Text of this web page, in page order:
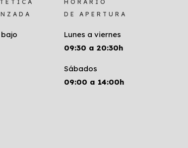
HORARIO
DE APERTURA
Lunes a viernes
09:30 a 20:30h
Sábados
09:00 a 14:00h